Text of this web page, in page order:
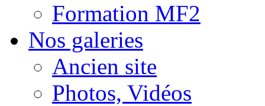
Formation MF2
Nos galeries
Ancien site
Photos, Vidéos